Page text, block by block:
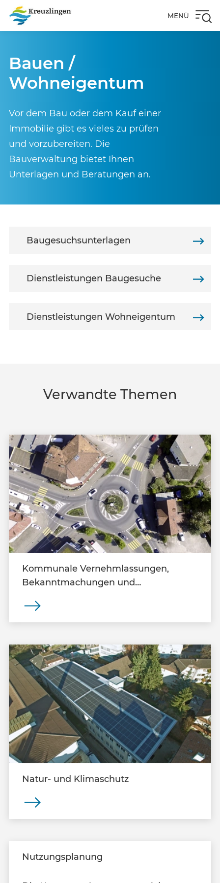
MENÜ
Bauen /
Wohneigentum
Vor dem Bau oder dem Kauf einer
Immobilie gibt es vieles zu prüfen
und vorzubereiten. Die
Bauverwaltung bietet Ihnen
Unterlagen und Beratungen an.
Baugesuchsunterlagen
Dienstleistungen Baugesuche
Dienstleistungen Wohneigentum
Verwandte Themen
Kommunale Vernehmlassungen,
Bekanntmachungen und
Natur- und Klimaschutz
Nutzungsplanung